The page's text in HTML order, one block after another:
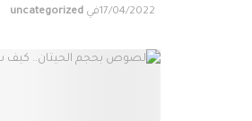
17/04/2022 في uncategorized